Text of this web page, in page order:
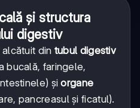
și structura
digestiv
din tubul digestiv
bucală, faringele,
șiorgane
pancreasul și ficatul).